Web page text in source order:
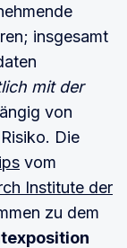
insgesamt
mit der
von
Die
vom
Institute der
zu dem